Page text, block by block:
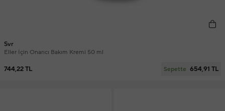
Svr
Eller İçin Onarıcı Bakım Kremi 50 ml
744,22 TL Sepette 654,91 TL